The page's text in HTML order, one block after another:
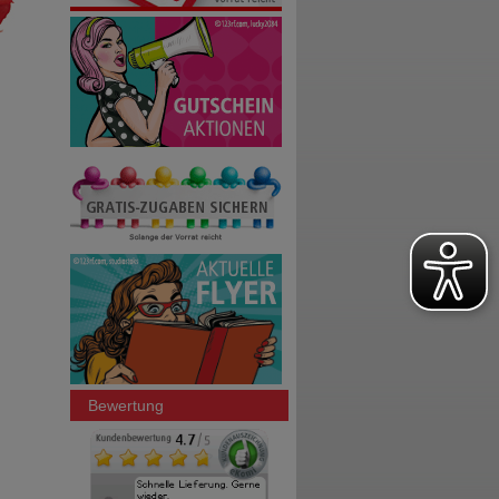
Bewertung